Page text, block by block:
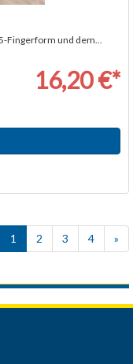
Fingerform und dem...
16,20 €*
1 2 3 4 »